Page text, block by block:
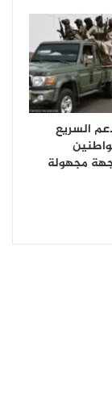
السريع
4 مواطنين
مجهولة